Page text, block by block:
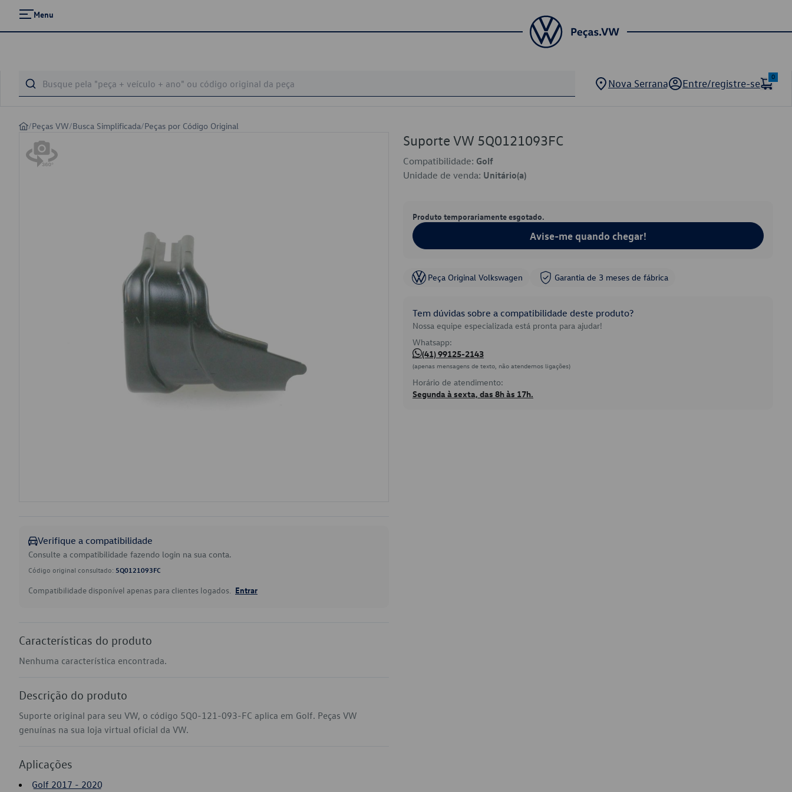
Menu
Nova Serrana Entre/registre-se
0
/Peças VW/Busca Simplificada/Peças por Código Original
Verifique a compatibilidade
Consulte a compatibilidade fazendo login na sua conta.
Código original consultado: 5Q0121093FC
Compatibilidade disponível apenas para clientes logados. Entrar
Características do produto
Nenhuma característica encontrada.
Descrição do produto
Suporte original para seu VW, o código 5Q0-121-093-FC aplica em Golf. Peças VW
genuínas na sua loja virtual oficial da VW.
Aplicações
Golf 2017 - 2020
Suporte VW 5Q0121093FC
Compatibilidade: Golf
Unidade de venda: Unitário(a)
Produto temporariamente esgotado.
Avise-me quando chegar!
Peça Original Volkswagen Garantia de 3 meses de fábrica
Tem dúvidas sobre a compatibilidade deste produto?
Nossa equipe especializada está pronta para ajudar!
Whatsapp:
(41) 99125-2143
(apenas mensagens de texto, não atendemos ligações)
Horário de atendimento:
Segunda à sexta, das 8h às 17h.